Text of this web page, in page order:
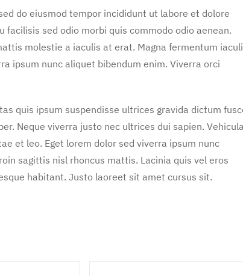
do eiusmod tempor incididunt ut labore et dolore
sed odio morbi quis commodo odio aenean.
molestie a iaculis at erat. Magna fermentum
ipsum nunc aliquet bibendum enim. Viverra orci
quis ipsum suspendisse ultrices gravida dictum
Neque viverra justo nec ultrices dui sapien. Vehicula
et leo. Eget lorem dolor sed viverra ipsum nunc
sagittis nisl rhoncus mattis. Lacinia quis vel eros
habitant. Justo laoreet sit amet cursus sit.